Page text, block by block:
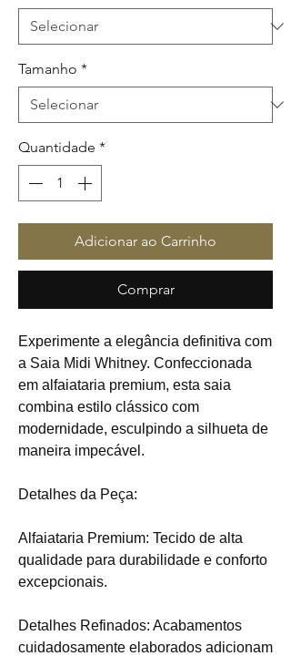
Tamanho *
Quantidade *
Adicionar ao Carrinho
Comprar
Experimente a elegância definitiva com
a Saia Midi Whitney. Confeccionada
em alfaiataria premium, esta saia
combina estilo clássico com
modernidade, esculpindo a silhueta de
maneira impecável.
Detalhes da Peça:
Alfaiataria Premium: Tecido de alta
qualidade para durabilidade e conforto
excepcionais.
Detalhes Refinados: Acabamentos
cuidadosamente elaborados adicionam